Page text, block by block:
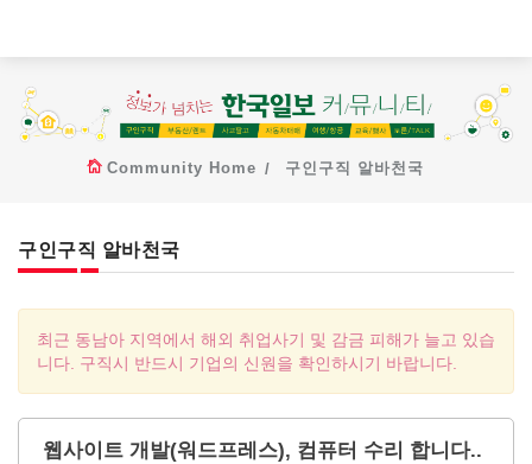
Community Home 구인구직 알바천국
구인구직 알바천국
최근 동남아 지역에서 해외 취업사기 및 감금 피해가 늘고 있습
니다. 구직시 반드시 기업의 신원을 확인하시기 바랍니다.
웹사이트 개발(워드프레스), 컴퓨터 수리 합니다..